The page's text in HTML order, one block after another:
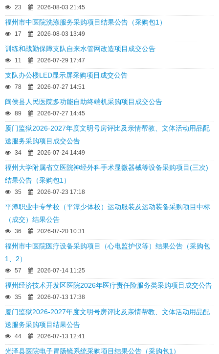
23 2026-08-03 21:45
福州市中医院洗涤服务采购项目结果公告（采购包1）
17 2026-08-03 13:49
训练和战勤保障支队自来水管网改造项目成交公告
11 2026-07-29 17:47
支队办公楼LED显示屏采购项目成交公告
78 2026-07-27 14:51
闽侯县人民医院多功能自助终端机采购项目成交公告
89 2026-07-27 14:45
厦门监狱2026-2027年度文明号房评比及亲情帮教、文体活动用品配
送服务采购项目成交公告
34 2026-07-24 14:49
福州大学附属省立医院神经外科手术显微器械等设备采购项目(三次)
结果公告（采购包1）
35 2026-07-23 17:18
平潭职业中专学校（平潭少体校）运动服装及运动装备采购项目中标
（成交）结果公告
36 2026-07-20 10:31
福州市中医院医疗设备采购项目（心电监护仪等）结果公告（采购包
1、2）
57 2026-07-14 11:25
福州经济技术开发区医院2026年医疗责任险服务类采购项目成交公告
35 2026-07-13 17:38
厦门监狱2026-2027年度文明号房评比及亲情帮教、文体活动用品配
送服务采购项目结果公告
44 2026-07-13 12:41
光泽县医院电子胃肠镜系统采购项目结果公告（采购包1）